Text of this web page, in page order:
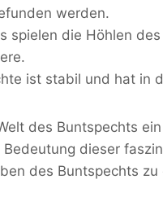
werden.
spielen die Höhlen
ist stabil und hat in
des Buntspechts
dieser
des Buntspechts zu